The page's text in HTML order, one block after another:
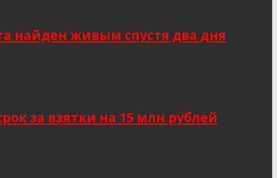
найден живым спустя два дня
за взятки на 15 млн рублей